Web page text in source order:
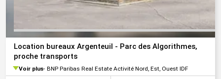
Location bureaux Argenteuil - Parc des Algorithmes,
proche transports
Voir plus BNP Paribas Real Estate Activité Nord, Est, Ouest IDF